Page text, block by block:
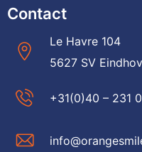
Contact
Le Havre 104
5627 SV
+31(0)40 – 231